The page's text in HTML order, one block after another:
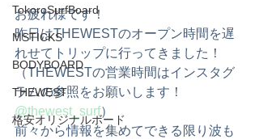
TokoroSurfBoard
MSTICKS
BODYBOARD
THEWEST
格安オリジナルボード
お疲れ様です！
昨日はTHEWESTのオープン時間を遅
れせてトリップに行ってきました！
（THEWESTの営業時間はインスタグ
ラムの参照をお願いします！
@thewest_surf）
前々から情報を集めてできる限り波も